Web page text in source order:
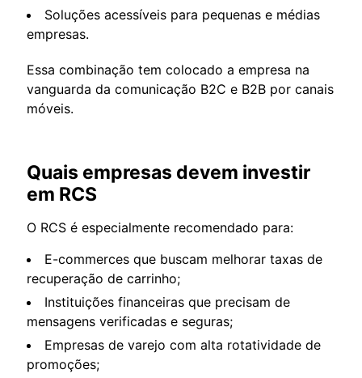
Soluções acessíveis para pequenas e médias
empresas.
Essa combinação tem colocado a empresa na
vanguarda da comunicação B2C e B2B por canais
móveis.
Quais empresas devem investir
em RCS
O RCS é especialmente recomendado para:
E-commerces que buscam melhorar taxas de
recuperação de carrinho;
Instituições financeiras que precisam de
mensagens verificadas e seguras;
Empresas de varejo com alta rotatividade de
promoções;